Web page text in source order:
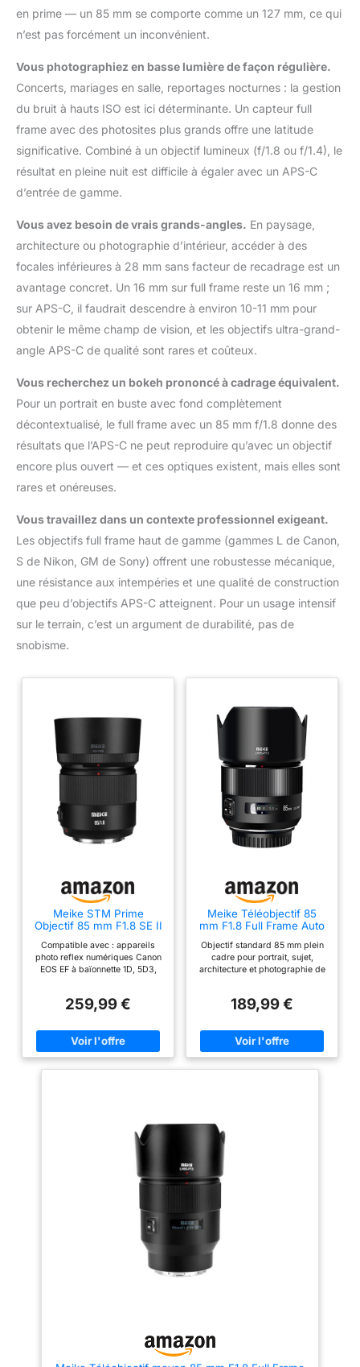
en prime — un 85 mm se comporte comme un 127 mm, ce qui
n’est pas forcément un inconvénient.
Vous photographiez en basse lumière de façon régulière.
Concerts, mariages en salle, reportages nocturnes : la gestion
du bruit à hauts ISO est ici déterminante. Un capteur full
frame avec des photosites plus grands offre une latitude
significative. Combiné à un objectif lumineux (f/1.8 ou f/1.4), le
résultat en pleine nuit est difficile à égaler avec un APS-C
d’entrée de gamme.
Vous avez besoin de vrais grands-angles. En paysage,
architecture ou photographie d’intérieur, accéder à des
focales inférieures à 28 mm sans facteur de recadrage est un
avantage concret. Un 16 mm sur full frame reste un 16 mm ;
sur APS-C, il faudrait descendre à environ 10-11 mm pour
obtenir le même champ de vision, et les objectifs ultra-grand-
angle APS-C de qualité sont rares et coûteux.
Vous recherchez un bokeh prononcé à cadrage équivalent.
Pour un portrait en buste avec fond complètement
décontextualisé, le full frame avec un 85 mm f/1.8 donne des
résultats que l’APS-C ne peut reproduire qu’avec un objectif
encore plus ouvert — et ces optiques existent, mais elles sont
rares et onéreuses.
Vous travaillez dans un contexte professionnel exigeant.
Les objectifs full frame haut de gamme (gammes L de Canon,
S de Nikon, GM de Sony) offrent une robustesse mécanique,
une résistance aux intempéries et une qualité de construction
que peu d’objectifs APS-C atteignent. Pour un usage intensif
sur le terrain, c’est un argument de durabilité, pas de
snobisme.
Meike STM Prime
Objectif 85 mm F1.8 SE II
appareils photo reflex
numériques Canon EF
Mount Full Frame pour
6D Mark II, 90D, 80D, 6D,
7D, 1D, 5D3, 5D4, 70D
Compatible avec : appareils
photo reflex numériques Canon
EOS EF à baïonnette 1D, 5D3,
X Mark III, EOS-1D X, EOS-1D X
point automatique avancé :
l'objectif f1.8 SE II de 85 mm
dispose d'un mécanisme de
tremblements lors de la prise
de vue. La distance de prise de
vue optimale est de 1,5 à 5
mètres et prend en charge les
enregistrements haute
sans distorsion pour les travaux
vidéo professionnels. L'objectif
f1.8 SE II de 85 mm pour Canon
EOS EF offre une performance
plage d'ouverture de F1.8 à F16
et les images fantômes, les
259,99 €
Meike Téléobjectif 85
mm F1.8 Full Frame Auto
Compatible avec Canon
EOS EF Mount Digital
SLR Camera 5D Mark IV
Objectif standard 85 mm plein
cadre pour portrait, sujet,
architecture et photographie de
diaphragme, conçues pour
super lisse (bokeh). La
construction de l'objectif est
composée de 9 éléments en 6
16°, verticale : 24° Compatible
avec les appareils photo Canon
Mark II 70D 80D 800D 1000D
1100D 600D 60D 450D 550D
5D3 5D4 Dispose d'une
niveau du micrologiciel, vous
minimale de mise au point est
du filtre est de 67 mm. Le poids
189,99 €